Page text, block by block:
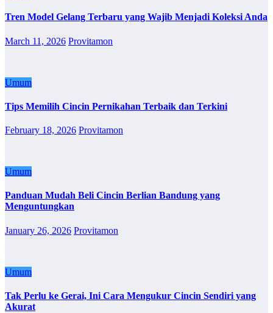
Tren Model Gelang Terbaru yang Wajib Menjadi Koleksi Anda
March 11, 2026 Provitamon
Umum
Tips Memilih Cincin Pernikahan Terbaik dan Terkini
February 18, 2026 Provitamon
Umum
Panduan Mudah Beli Cincin Berlian Bandung yang
Menguntungkan
January 26, 2026 Provitamon
Umum
Tak Perlu ke Gerai, Ini Cara Mengukur Cincin Sendiri yang
Akurat